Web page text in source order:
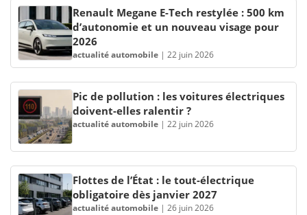
Renault Megane E-Tech restylée : 500 km
d’autonomie et un nouveau visage pour
2026
actualité automobile | 22 juin 2026
Pic de pollution : les voitures électriques
doivent-elles ralentir ?
actualité automobile | 22 juin 2026
Flottes de l’État : le tout-électrique
obligatoire dès janvier 2027
actualité automobile | 26 juin 2026